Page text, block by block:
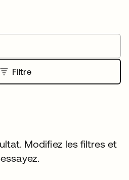
Filtre
Modifiez les filtres et